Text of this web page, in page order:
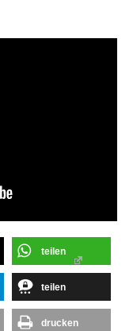
teilen
teilen
drucken